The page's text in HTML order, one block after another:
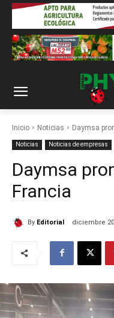
Inicio Noticias Daymsa
Noticias Noticias de empresas
Daymsa
Francia
By Editorial diciembre